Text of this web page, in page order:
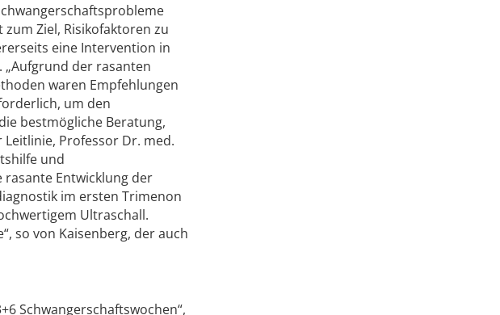
Ziel, Risikofaktoren zu
eine Intervention in
„Aufgrund der rasanten
waren Empfehlungen
um den
bestmögliche Beratung,
Professor Dr. med.
und
rasante Entwicklung der
im ersten Trimenon
Ultraschall.
so von Kaisenberg, der auch
Schwangerschaftswochen“,